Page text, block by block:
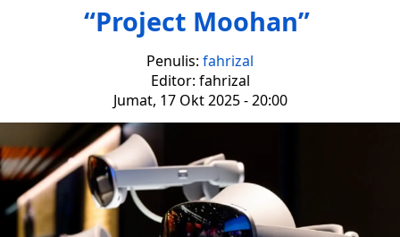
“Project Moohan”
Penulis: fahrizal
Editor: fahrizal
Jumat, 17 Okt 2025 - 20:00